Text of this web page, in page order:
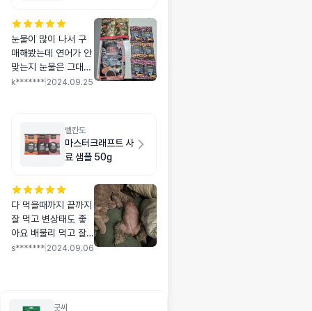
눈물이 많이 나서 구
매해봤는데 연어가 안
맞는지 눈물은 그대로
인데.. 기호성은 좋아
k******* 2024.09.25
벨칸도
마스터크래프트 사
료 샘플 50g
다 먹을때까지 끝까지
잘 먹고 변상태도 좋
아요 배불리 먹고 잘
자는 모습 보면 뿌듯
산 사료는 처음
s******* 2024.09.06
굿씨